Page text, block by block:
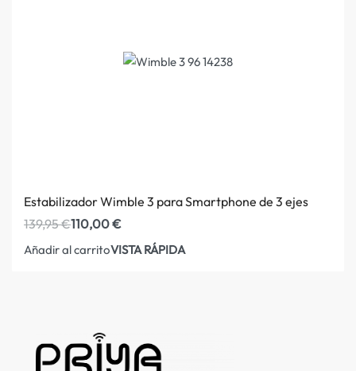
Estabilizador Wimble 3 para Smartphone de 3 ejes
139,95€110,00€
Añadir al carritoVISTA RÁPIDA